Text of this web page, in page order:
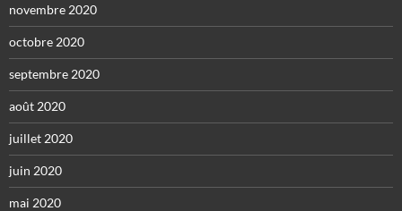
novembre 2020
octobre 2020
septembre 2020
août 2020
juillet 2020
juin 2020
mai 2020